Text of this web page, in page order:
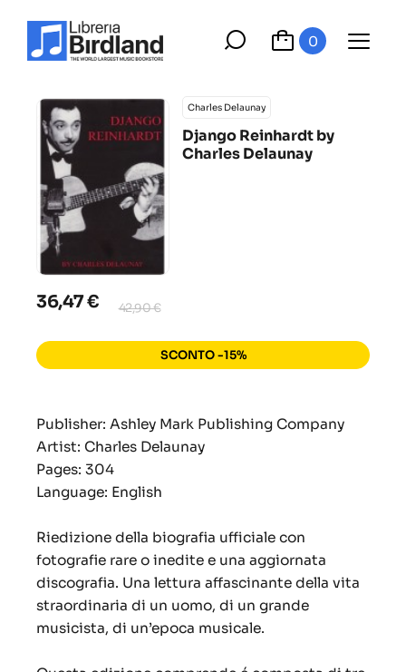
0
Charles Delaunay
Django Reinhardt by
Charles Delaunay
36,47 € 42,90 €
SCONTO -15%
Publisher: Ashley Mark Publishing Company
Artist: Charles Delaunay
Pages: 304
Language: English
Riedizione della biografia ufficiale con
fotografie rare o inedite e una aggiornata
discografia. Una lettura affascinante della vita
straordinaria di un uomo, di un grande
musicista, di un’epoca musicale.